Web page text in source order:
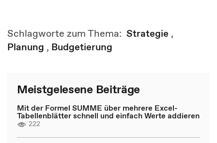
Schlagworte zum Thema: Strategie ,
Planung , Budgetierung
Meistgelesene Beiträge
Mit der Formel SUMME über mehrere Excel-
Tabellenblätter schnell und einfach Werte addieren
222